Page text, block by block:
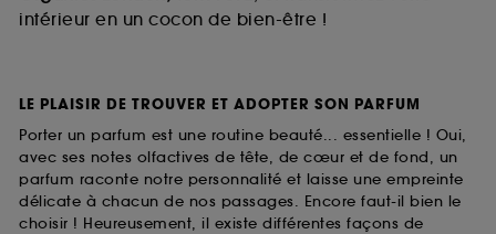
intérieur en un cocon de bien-être !
LE PLAISIR DE TROUVER ET ADOPTER SON PARFUM
Porter un parfum est une routine beauté... essentielle ! Oui,
avec ses notes olfactives de tête, de cœur et de fond, un
parfum raconte notre personnalité et laisse une empreinte
délicate à chacun de nos passages. Encore faut-il bien le
choisir ! Heureusement, il existe différentes façons de